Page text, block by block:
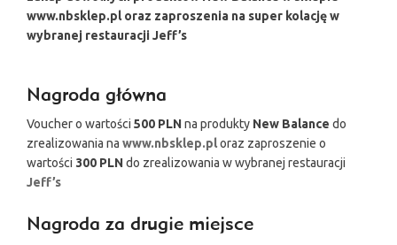
www.nbsklep.pl oraz zaproszenia na super kolację w
wybranej restauracjiJeff’s
Nagroda główna
Voucher o wartości 500 PLNna produkty New Balance do
zrealizowania na www.nbsklep.ploraz zaproszenie o
wartości 300 PLNdo zrealizowania w wybranej restauracji
Jeff’s
Nagroda za drugie miejsce